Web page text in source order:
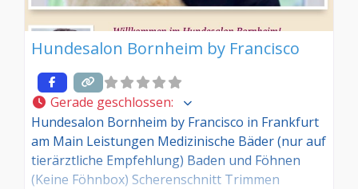
Hundesalon Bornheim by Francisco
Gerade geschlossen:
Hundesalon Bornheim by Francisco in Frankfurt
am Main Leistungen Medizinische Bäder (nur auf
tierärztliche Empfehlung) Baden und Föhnen
(Keine Föhnbox) Scherenschnitt Trimmen